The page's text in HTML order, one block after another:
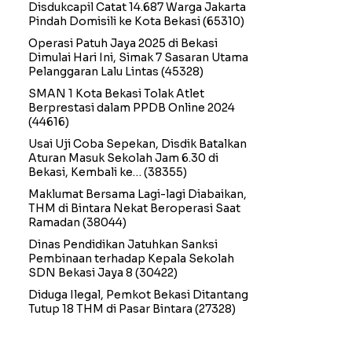
Disdukcapil Catat 14.687 Warga Jakarta
Pindah Domisili ke Kota Bekasi(65310)
Operasi Patuh Jaya 2025 di Bekasi
Dimulai Hari Ini, Simak 7 Sasaran Utama
Pelanggaran Lalu Lintas (45328)
SMAN 1 Kota Bekasi Tolak Atlet
Berprestasi dalam PPDB Online 2024
(44616)
Usai Uji Coba Sepekan, Disdik Batalkan
Aturan Masuk Sekolah Jam 6.30 di
Bekasi, Kembali ke… (38355)
Maklumat Bersama Lagi-lagi Diabaikan,
THM di Bintara Nekat Beroperasi Saat
Ramadan (38044)
Dinas Pendidikan Jatuhkan Sanksi
Pembinaan terhadap Kepala Sekolah
SDN Bekasi Jaya 8 (30422)
Diduga Ilegal, Pemkot Bekasi Ditantang
Tutup 18 THM di Pasar Bintara (27328)